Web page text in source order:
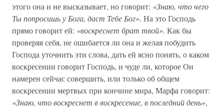
этого она и не высказывает, но говорит: «Знаю, что чего
Ты попросишь у Бога, даст Тебе Бог». На это Господь
прямо говорит ей: «воскреснет брат твой». Как бы
проверяя себя, не ошибается ли она и желая побудить
Господа уточнить эти слова, дать ей ясно понять, о каком
воскресении говорит Господь, и чуде ли, которое Он
намерен сейчас совершить, или только об общем
воскресении мертвых при кончине мира, Марфа говорит:
«Знаю, что воскреснет в воскресение, в последний день»,